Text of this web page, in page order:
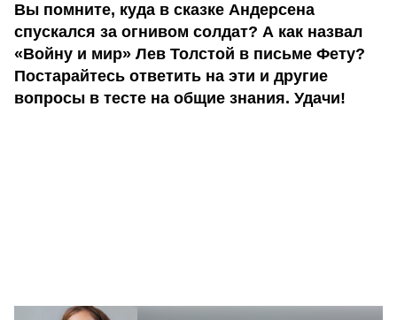
Вы помните, куда в сказке Андерсена
спускался за огнивом солдат? А как назвал
«Войну и мир» Лев Толстой в письме Фету?
Постарайтесь ответить на эти и другие
вопросы в тесте на общие знания. Удачи!